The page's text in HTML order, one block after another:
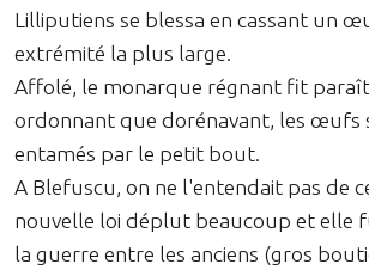
Lilliputiens se blessa en cassant un
extrémité la plus large.
Affolé, le monarque régnant fit
ordonnant que dorénavant, les œufs
entamés par le petit bout.
A Blefuscu, on ne l'entendait pas de
nouvelle loi déplut beaucoup et elle
la guerre entre les anciens (gros